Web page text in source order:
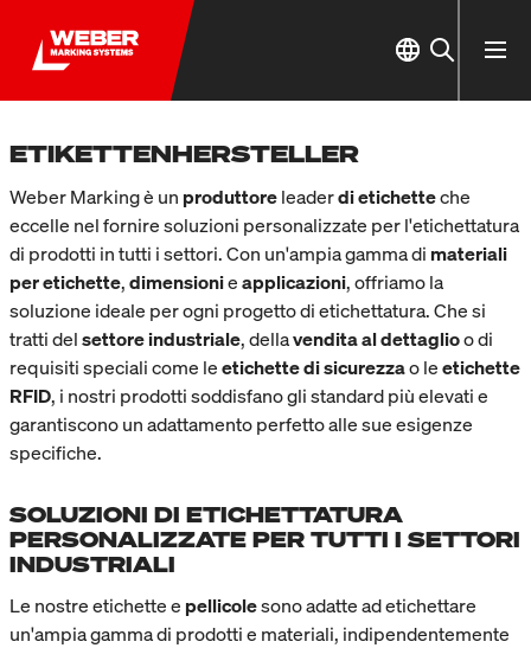
ETIKETTENHERSTELLER
Weber Marking è un produttoreleaderdi etichetteche
eccelle nel fornire soluzioni personalizzate per l'etichettatura
di prodotti in tutti i settori. Con un'ampia gamma di materiali
per etichette,dimensionieapplicazioni, offriamo la
soluzione ideale per ogni progetto di etichettatura. Che si
tratti delsettore industriale, dellavendita al dettaglioo di
requisiti speciali come leetichette di sicurezzao leetichette
RFID, i nostri prodotti soddisfano gli standard più elevati e
garantiscono un adattamento perfetto alle sue esigenze
specifiche.
SOLUZIONI DI ETICHETTATURA
PERSONALIZZATE PER TUTTI I SETTORI
INDUSTRIALI
Le nostre etichette e pellicolesono adatte ad etichettare
un'ampia gamma di prodotti e materiali, indipendentemente